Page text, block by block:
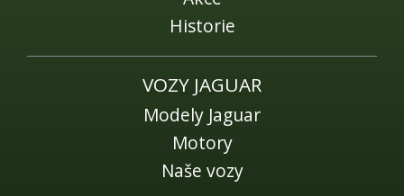
Historie
VOZY JAGUAR
Modely Jaguar
Motory
Naše vozy